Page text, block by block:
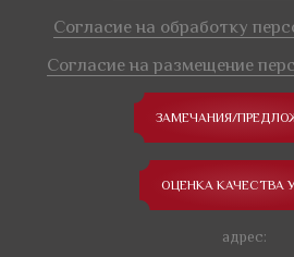
Согласие на обработку
Согласие на размещение
ЗАМЕЧАНИЯ/
ОЦЕНКА КАЧЕСТВА
адрес: